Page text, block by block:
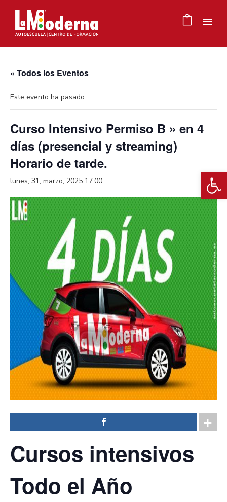
« Todos los Eventos
Este evento ha pasado.
Curso Intensivo Permiso B » en 4
días (presencial y streaming)
Horario de tarde.
lunes, 31, marzo, 2025 17:00
Cursos intensivos
Todo el Año